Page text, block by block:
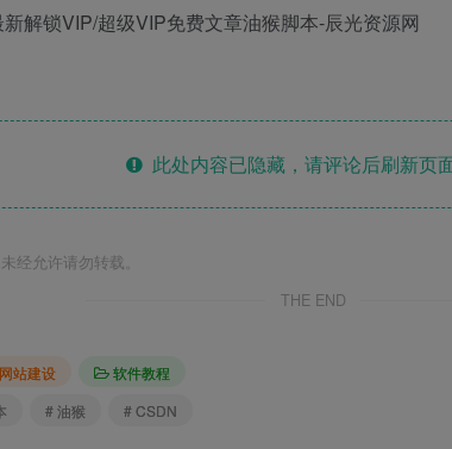
此处内容已隐藏，请评论后刷新页
经允许请勿转载。
THE END
网站建设
软件教程
# 油猴 # CSDN